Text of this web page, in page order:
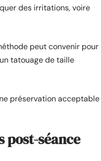
des irritations, voire
peut convenir pour
tatouage de taille
préservation acceptable
post-séance